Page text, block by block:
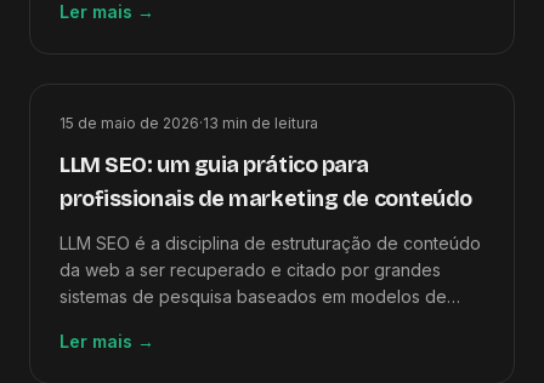
mais importante do que nunca.
Ler mais →
15 de maio de 2026·13 min de leitura
LLM SEO: um guia prático para
profissionais de marketing de conteúdo
LLM SEO é a disciplina de estruturação de conteúdo
da web a ser recuperado e citado por grandes
sistemas de pesquisa baseados em modelos de
Ler mais →